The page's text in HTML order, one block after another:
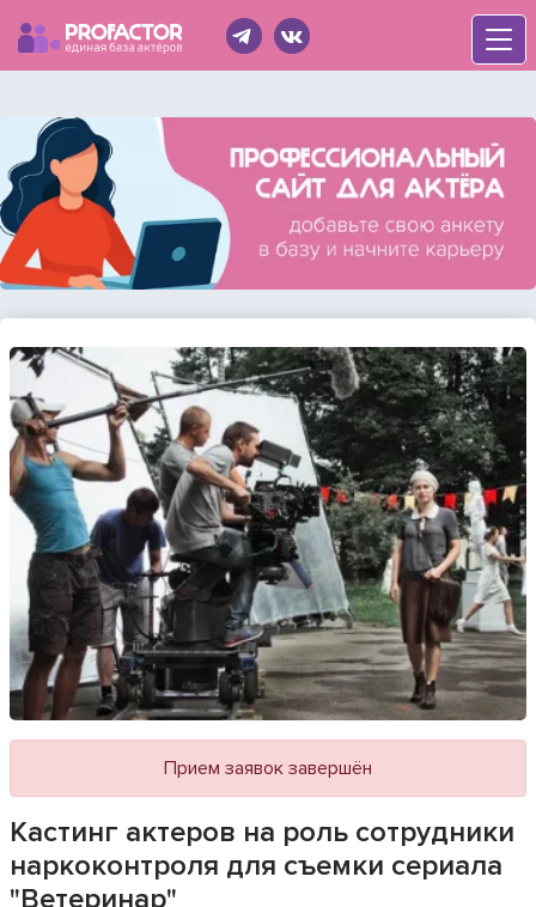
Войти
Кастинг актеров на роль сотрудники
наркоконтроля для съемки сериала
"Ветеринар"
Прием заявок завершён